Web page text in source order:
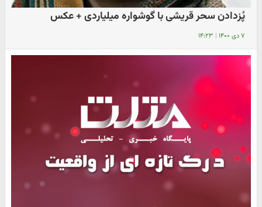
پُزدادن سحر قریشی با گوشواره میلیاردی + عکس
۷ دی ۱۴۰۰ | ۱۴:۲۳